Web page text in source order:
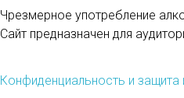
Чрезмерное употребление
Сайт предназначен для
Конфиденциальность и